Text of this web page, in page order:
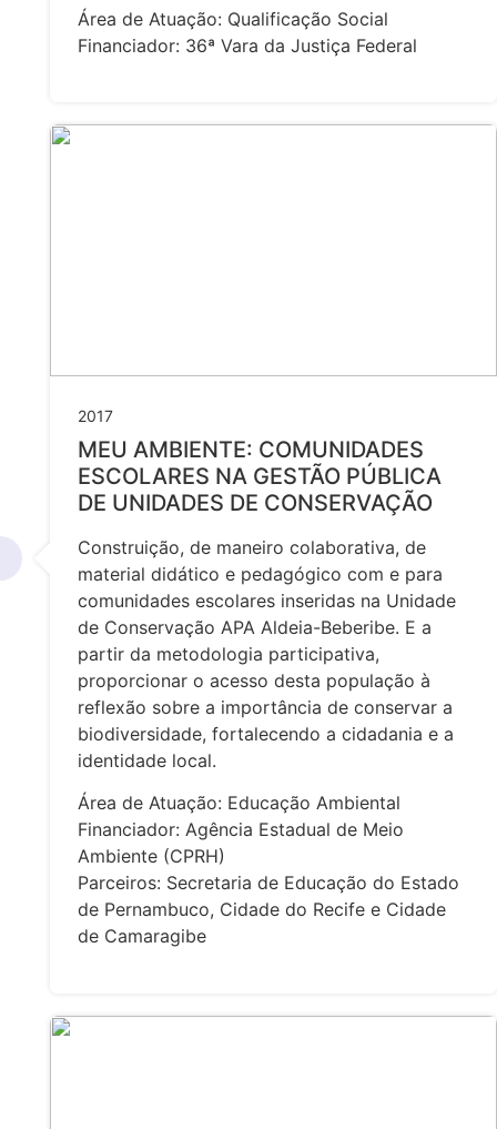
Área de Atuação: Qualificação Social
Financiador: 36ª Vara da Justiça Federal
2017
MEU AMBIENTE: COMUNIDADES
ESCOLARES NA GESTÃO PÚBLICA
DE UNIDADES DE CONSERVAÇÃO
Construição, de maneiro colaborativa, de
material didático e pedagógico com e para
comunidades escolares inseridas na Unidade
de Conservação APA Aldeia-Beberibe. E a
partir da metodologia participativa,
proporcionar o acesso desta população à
reflexão sobre a importância de conservar a
biodiversidade, fortalecendo a cidadania e a
identidade local.
Área de Atuação: Educação Ambiental
Financiador: Agência Estadual de Meio
Ambiente (CPRH)
Parceiros: Secretaria de Educação do Estado
de Pernambuco, Cidade do Recife e Cidade
de Camaragibe